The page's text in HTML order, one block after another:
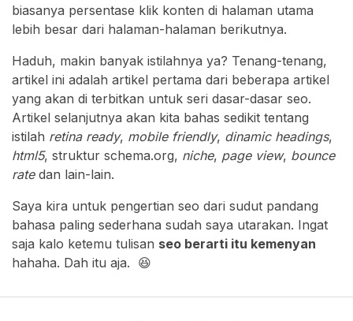
biasanya persentase klik konten di halaman utama
lebih besar dari halaman-halaman berikutnya.
Haduh, makin banyak istilahnya ya? Tenang-tenang,
artikel ini adalah artikel pertama dari beberapa artikel
yang akan di terbitkan untuk seri dasar-dasar seo.
Artikel selanjutnya akan kita bahas sedikit tentang
istilah retina ready, mobile friendly, dinamic headings,
html5, struktur schema.org, niche, page view, bounce
ratedan lain-lain.
Saya kira untuk pengertian seo dari sudut pandang
bahasa paling sederhana sudah saya utarakan. Ingat
saja kalo ketemu tulisan seo berarti itu kemenyan
hahaha. Dah itu aja. 😆